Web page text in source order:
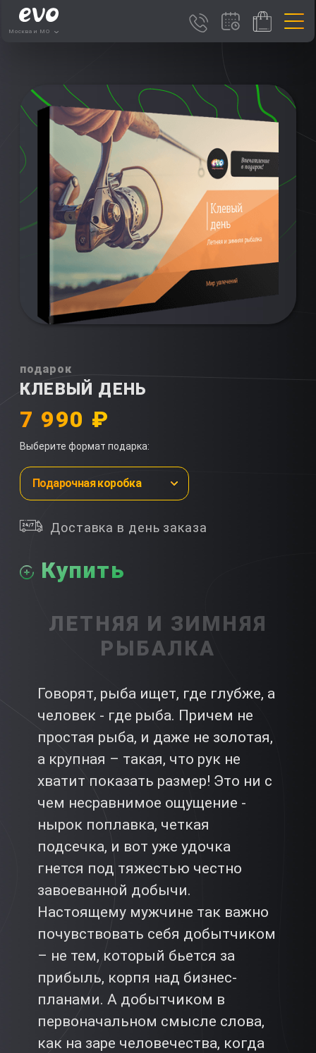
Москва и МО
подарок
КЛЕВЫЙ ДЕНЬ
7 990 ₽
Выберите формат подарка:
Подарочная коробка
Доставка в день заказа
Купить
ЛЕТНЯЯ И ЗИМНЯЯ
РЫБАЛКА
Говорят, рыба ищет, где глубже, а
человек - где рыба. Причем не
простая рыба, и даже не золотая,
а крупная – такая, что рук не
хватит показать размер! Это ни с
чем несравнимое ощущение -
нырок поплавка, четкая
подсечка, и вот уже удочка
гнется под тяжестью честно
завоеванной добычи.
Настоящему мужчине так важно
почувствовать себя добытчиком
– не тем, который бьется за
прибыль, корпя над бизнес-
планами. А добытчиком в
первоначальном смысле слова,
как на заре человечества, когда